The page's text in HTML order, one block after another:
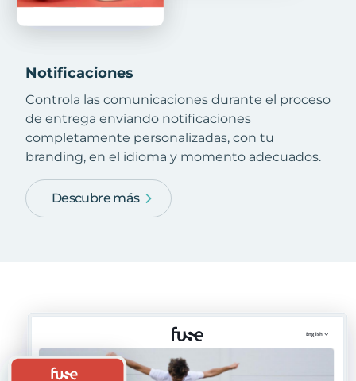
Notificaciones
Controla las comunicaciones durante el proceso
de entrega enviando notificaciones
completamente personalizadas, con tu
branding, en el idioma y momento adecuados.
Descubre más